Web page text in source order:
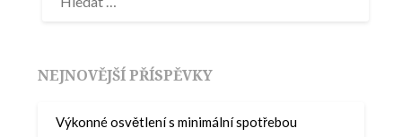
NEJNOVĚJŠÍ PŘÍSPĚVKY
Výkonné osvětlení s minimální spotřebou